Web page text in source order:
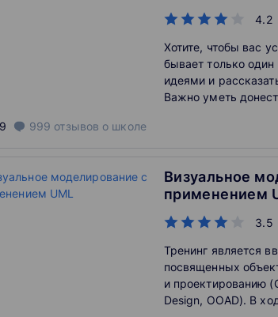
999 отзывов о школе
4.2
Хотите, чтобы вас
бывает только
идеями и
Важно уметь
Визуальное
применением
3.5
Тренинг является
посвященных
и проектированию
Design, OOAD). В